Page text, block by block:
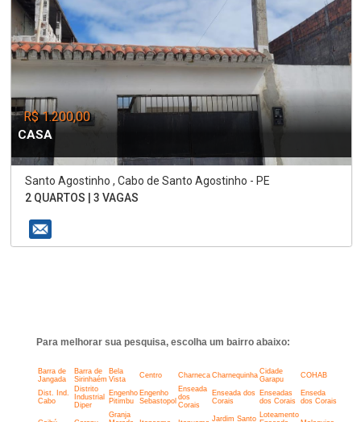
R$ 1.200,00
CASA
Santo Agostinho , Cabo de Santo Agostinho - PE
2 QUARTOS | 3 VAGAS
Para melhorar sua pesquisa, escolha um bairro abaixo:
Barra de
Jangada
Barra de
Sirinhaém
Bela
Vista
Centro Charneca Charnequinha Cidade
Garapu
COHAB
Dist. Ind.
Cabo
Distrito
Industrial
Diper
Engenho
Pitimbu
Engenho
Sebastopol
Enseada
dos
Corais
Enseada dos
Corais
Enseadas
dos Corais
Enseda
dos Corais
Granja
Jardim Santo Loteamento